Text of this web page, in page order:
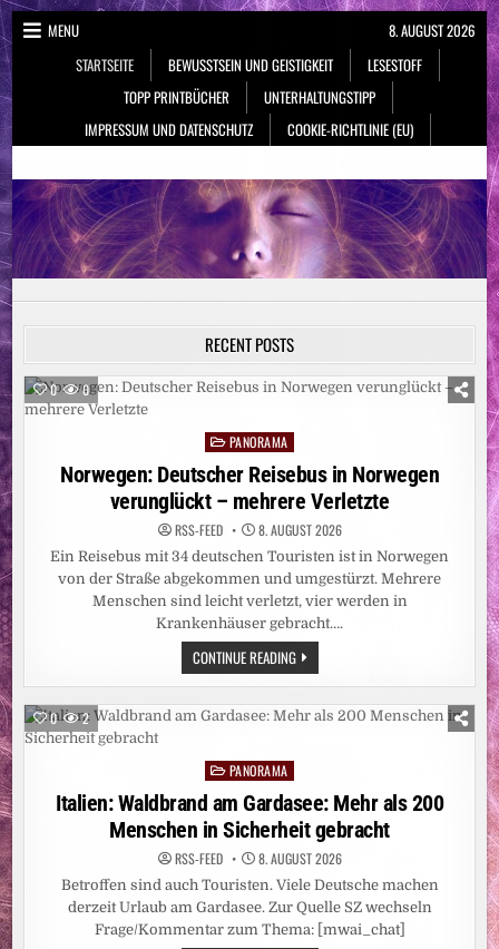
Skip
to
content
MENU
STARTSEITE
BEWUSSTSEIN UND GEISTIGKEIT
LESESTOFF
TOPP PRINTBÜCHER
UNTERHALTUNGSTIPP
IMPRESSUM UND DATENSCHUTZ
COOKIE-RICHTLINIE (EU)
8. AUGUST 2026
NeueSpiritualität.de
RECENT POSTS
0 0
Posted
in
PANORAMA
Norwegen: Deutscher Reisebus in Norwegen
verunglückt – mehrere Verletzte
RSS-FEED 8. AUGUST 2026
Ein Reisebus mit 34 deutschen Touristen ist in Norwegen
von der Straße abgekommen und umgestürzt. Mehrere
Menschen sind leicht verletzt, vier werden in
Krankenhäuser gebracht….
CONTINUE READINGNORWEGEN:
DEUTSCHER
REISEBUS
NORWEGEN
VERUNGLÜCKT
0 2
Posted
in
PANORAMA
Italien: Waldbrand am Gardasee: Mehr als 200
Menschen in Sicherheit gebracht
RSS-FEED 8. AUGUST 2026
Betroffen sind auch Touristen. Viele Deutsche machen
derzeit Urlaub am Gardasee. Zur Quelle SZ wechseln
Frage/Kommentar zum Thema: [mwai_chat]